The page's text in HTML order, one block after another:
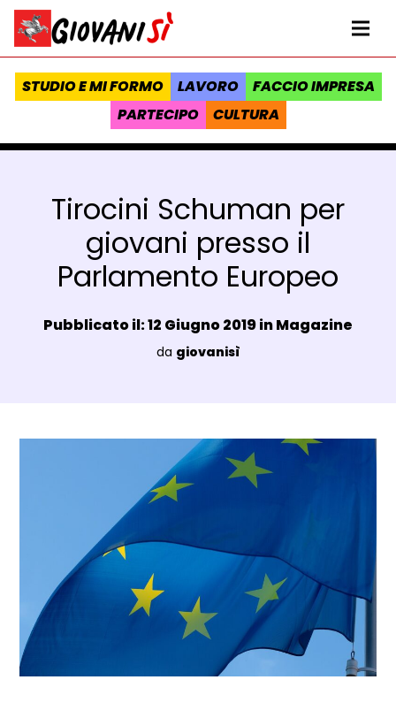
Vai al contenuto
Homepage Giovanisì - Progetto della Regione Toscana
STUDIO E MI FORMO LAVORO
FACCIO IMPRESA
PARTECIPO
CULTURA
Tirocini Schuman per
giovani presso il
Parlamento Europeo
Data e ora:
Pubblicato il: 12 Giugno 2019 inMagazine
Luogo:
da giovanisì
Dettagli Post Magazine